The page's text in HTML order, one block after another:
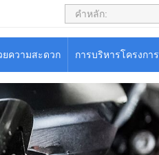
ยความสะดวก การบริหารโครงการ